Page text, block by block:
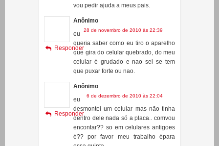
um video pra vcs.Vlw...
tenho 12 anos rsrs muito novo mas
vou pedir ajuda a meus pais.
Anônimo
28 de novembro de 2010 às 22:39
eu
queria saber como eu tiro o aparelho
que gira do celular quebrado, do meu
celular é grudado e nao sei se tem
que puxar forte ou nao.
Responder
Anônimo
6 de dezembro de 2010 às 22:04
eu
desmontei um celular mas não tinha
dentro dele nada só a placa.. comvou
Responder